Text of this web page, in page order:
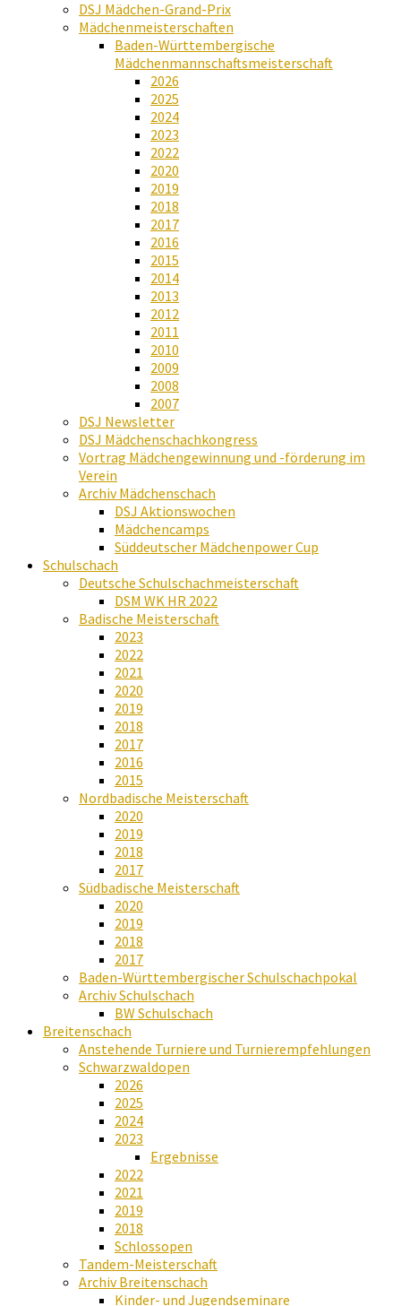
DSJ Mädchen-Grand-Prix
Mädchenmeisterschaften
Baden-Württembergische
Mädchenmannschaftsmeisterschaft
2026
2025
2024
2023
2022
2020
2019
2018
2017
2016
2015
2014
2013
2012
2011
2010
2009
2008
2007
DSJ Newsletter
DSJ Mädchenschachkongress
Vortrag Mädchengewinnung und -förderung im
Verein
Archiv Mädchenschach
DSJ Aktionswochen
Mädchencamps
Süddeutscher Mädchenpower Cup
Schulschach
Deutsche Schulschachmeisterschaft
DSM WK HR 2022
Badische Meisterschaft
2023
2022
2021
2020
2019
2018
2017
2016
2015
Nordbadische Meisterschaft
2020
2019
2018
2017
Südbadische Meisterschaft
2020
2019
2018
2017
Baden-Württembergischer Schulschachpokal
Archiv Schulschach
BW Schulschach
Breitenschach
Anstehende Turniere und Turnierempfehlungen
Schwarzwaldopen
2026
2025
2024
2023
Ergebnisse
2022
2021
2019
2018
Schlossopen
Tandem-Meisterschaft
Archiv Breitenschach
Kinder- und Jugendseminare